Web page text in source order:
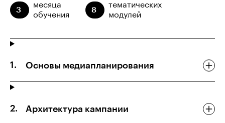
3
месяца
обучения
8
тематических
модулей
Основы медиапланирования
Архитектура кампании